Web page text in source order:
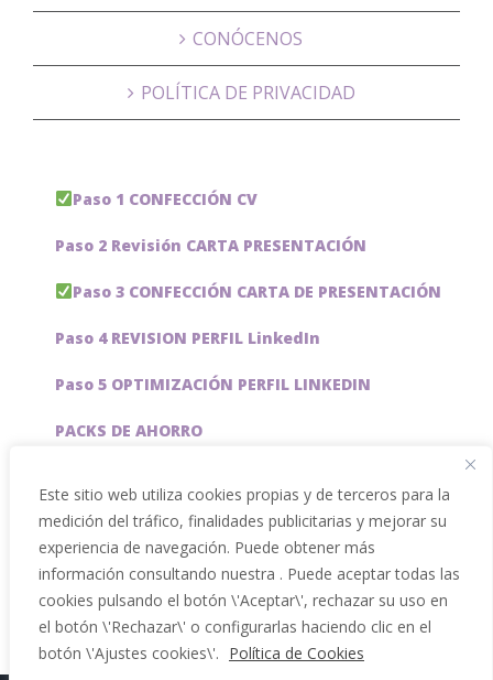
Este sitio web utiliza cookies propias y de terceros para la
medición del tráfico, finalidades publicitarias y mejorar su
experiencia de navegación. Puede obtener más
información consultando nuestra . Puede aceptar todas las
cookies pulsando el botón \'Aceptar\', rechazar su uso en
el botón \'Rechazar\' o configurarlas haciendo clic en el
botón \'Ajustes cookies\'. Política de Cookies
CONÓCENOS
POLÍTICA DE PRIVACIDAD
Paso 1 CONFECCIÓN CV
Paso 2 Revisión CARTA PRESENTACIÓN
Paso 3 CONFECCIÓN CARTA DE PRESENTACIÓN
Paso 4 REVISION PERFIL LinkedIn
Paso 5 OPTIMIZACIÓN PERFIL LINKEDIN
PACKS DE AHORRO
Servicios especiales